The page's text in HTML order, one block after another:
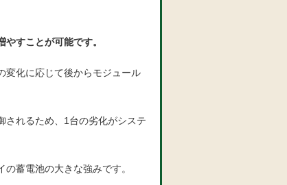
すことが可能です。
変化に応じて後からモジュール
されるため、1台の劣化がシステ
の蓄電池の大きな強みです。